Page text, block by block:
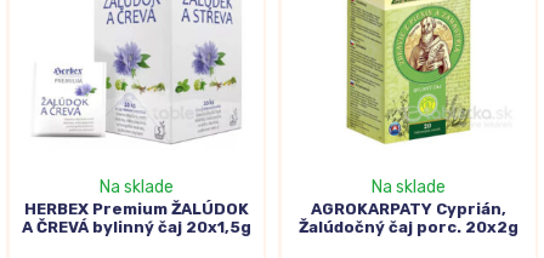
Na sklade
HERBEX Premium ŽALÚDOK
A ČREVÁ bylinný čaj 20x1,5g
Na sklade
AGROKARPATY Cyprián,
Žalúdočný čaj porc. 20x2g